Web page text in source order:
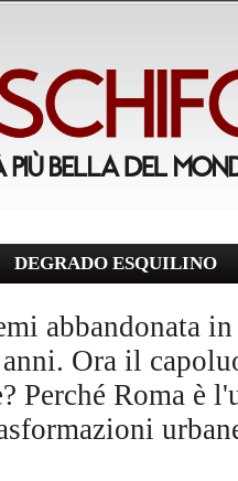
DEGRADO ESQUILINO
abbandonata
Ora il
Perché Roma è